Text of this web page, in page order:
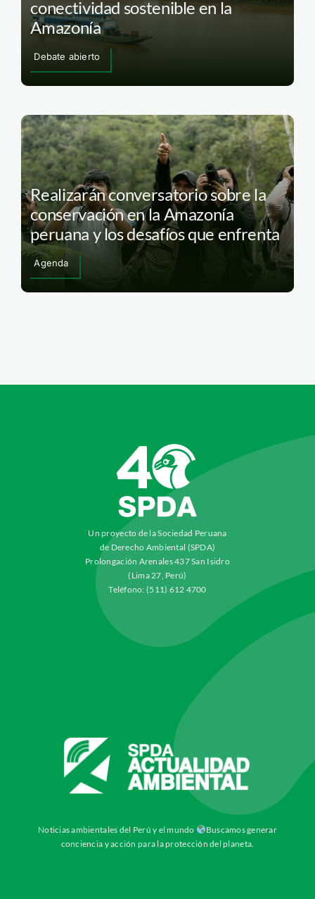
conectividad sostenible en la
Amazonía
Debate abierto
Realizarán conversatorio sobre la
conservación en la Amazonía
peruana y los desafíos que enfrenta
Agenda
Un proyecto de la Sociedad Peruana
de Derecho Ambiental (SPDA)
Prolongación Arenales 437 San Isidro
(Lima 27, Perú)
Teléfono: (511) 612 4700
Noticias ambientales del Perú y el mundo
Buscamos generar
conciencia y acción para la protección del planeta.